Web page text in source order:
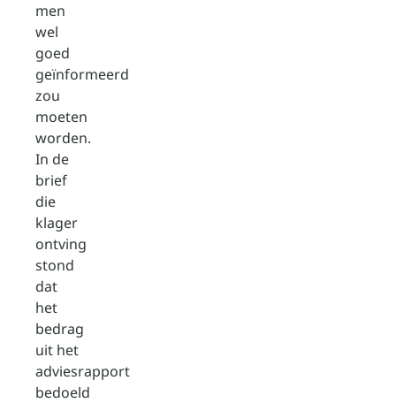
men
wel
goed
geïnformeerd
zou
moeten
worden.
In de
brief
die
klager
ontving
stond
dat
het
bedrag
uit het
adviesrapport
bedoeld